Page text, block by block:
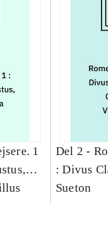
1
Del 2 -
: Divus
Galba.
Sueton